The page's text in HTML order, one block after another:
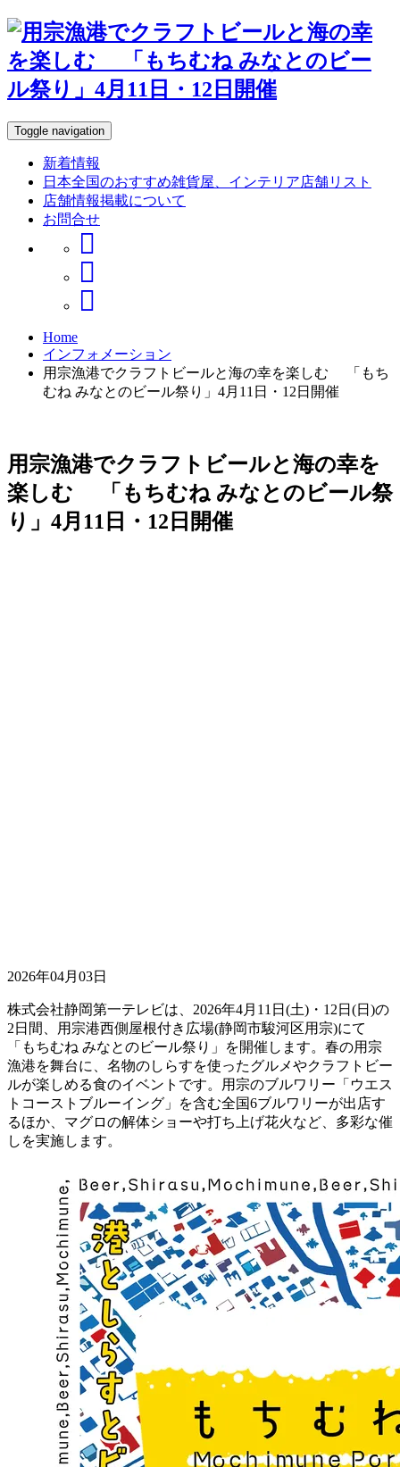
Toggle navigation
新着情報
日本全国のおすすめ雑貨屋、インテリア店舗リスト
店舗情報掲載について
お問合せ
Home
インフォメーション
用宗漁港でクラフトビールと海の幸を楽しむ 「もち
むね みなとのビール祭り」4月11日・12日開催
用宗漁港でクラフトビールと海の幸を
楽しむ 「もちむね みなとのビール祭
り」4月11日・12日開催
2026年04月03日
株式会社静岡第一テレビは、2026年4月11日(土)・12日(日)の
2日間、用宗港西側屋根付き広場(静岡市駿河区用宗)にて
「もちむね みなとのビール祭り」を開催します。春の用宗
漁港を舞台に、名物のしらすを使ったグルメやクラフトビー
ルが楽しめる食のイベントです。用宗のブルワリー「ウエス
トコーストブルーイング」を含む全国6ブルワリーが出店す
るほか、マグロの解体ショーや打ち上げ花火など、多彩な催
しを実施します。